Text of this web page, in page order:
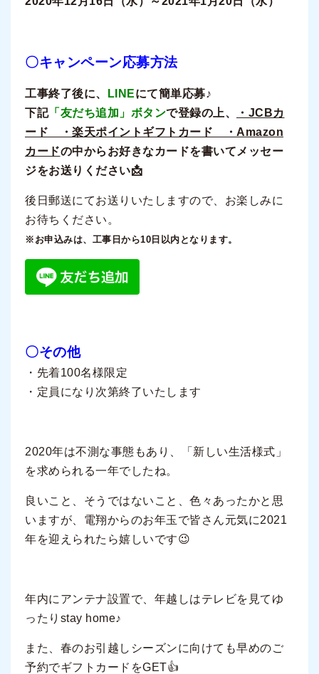
〇キャンペーン応募方法
工事終了後に、 LINEにて簡単応募♪
下記「友だち追加」ボタンで登録の上、
・JCBカ
ード ・楽天ポイントギフトカード ・Amazon
カードの中からお好きなカードを書いてメッセー
ジをお送りください📩
後日郵送にてお送りいたしますので、お楽しみに
お待ちください。
※お申込みは、工事日から10日以内となります。
〇その他
・先着100名様限定
・定員になり次第終了いたします
2020年は不測な事態もあり、「新しい生活様式」
を求められる一年でしたね。
良いこと、そうではないこと、色々あったかと思
いますが、電翔からのお年玉で皆さん元気に2021
年を迎えられたら嬉しいです😉
年内にアンテナ設置で、年越しはテレビを見てゆ
ったりstay home♪
また、春のお引越しシーズンに向けても早めのご
予約でギフトカードをGET👍